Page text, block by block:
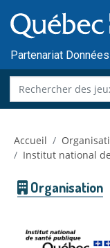
au
contenu
Partenariat
Accueil
Institut national
Organisation